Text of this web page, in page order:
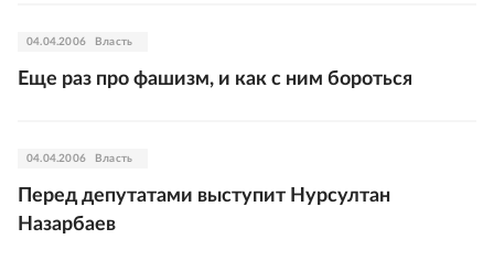
04.04.2006 Власть
Еще раз про фашизм, и как с ним бороться
04.04.2006 Власть
Перед депутатами выступит Нурсултан
Назарбаев